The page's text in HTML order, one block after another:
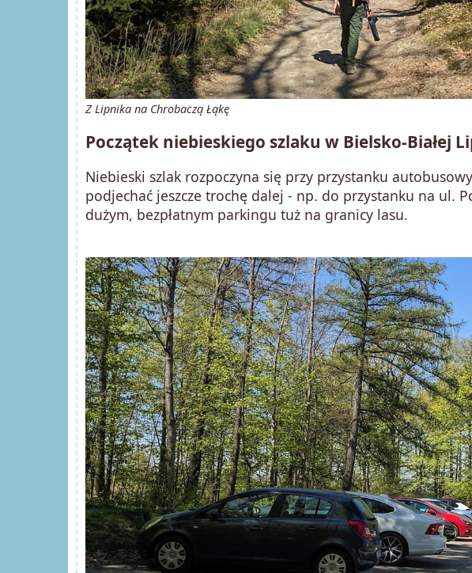
Z Lipnika na Chrobaczą Łąkę
Początek niebieskiego szlaku w Bielsko-Białej
Niebieski szlak rozpoczyna się przy przystanku
podjechać jeszcze trochę dalej - np. do przystanku na ul.
dużym, bezpłatnym parkingu tuż na granicy lasu.